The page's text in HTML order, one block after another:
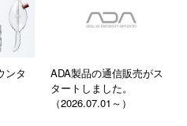
ンタ
ADA製品の通信販売がス
タートしました。
（2026.07.01～）